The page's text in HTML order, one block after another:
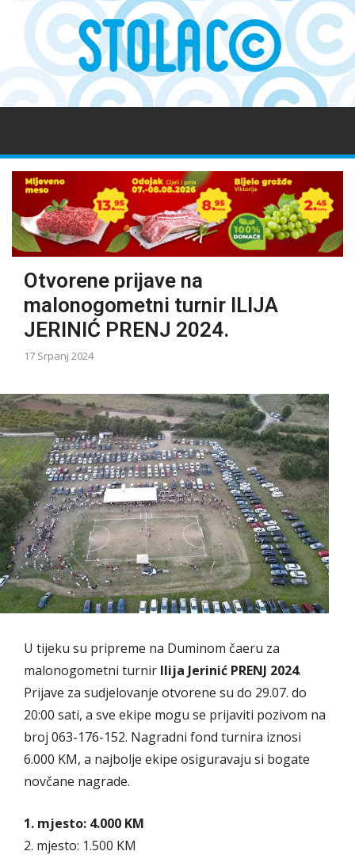
Otvorene prijave na
malonogometni turnir ILIJA
JERINIĆ PRENJ 2024.
17 Srpanj 2024
U tijeku su pripreme na Duminom čaeru za
malonogometni turnir Ilija Jerinić PRENJ 2024.
Prijave za sudjelovanje otvorene su do 29.07. do
20:00 sati, a sve ekipe mogu se prijaviti pozivom na
broj 063-176-152. Nagradni fond turnira iznosi
6.000 KM, a najbolje ekipe osiguravaju si bogate
novčane nagrade.
1. mjesto: 4.000 KM
2. mjesto: 1.500 KM